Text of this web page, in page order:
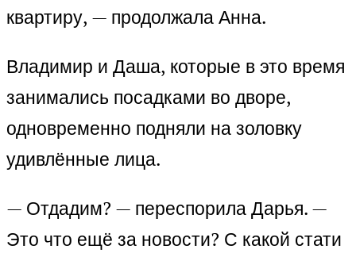
квартиру, — продолжала Анна.
Владимир и Даша, которые в это время
занимались посадками во дворе,
одновременно подняли на золовку
удивлённые лица.
— Отдадим? — переспорила Дарья. —
Это что ещё за новости? С какой стати